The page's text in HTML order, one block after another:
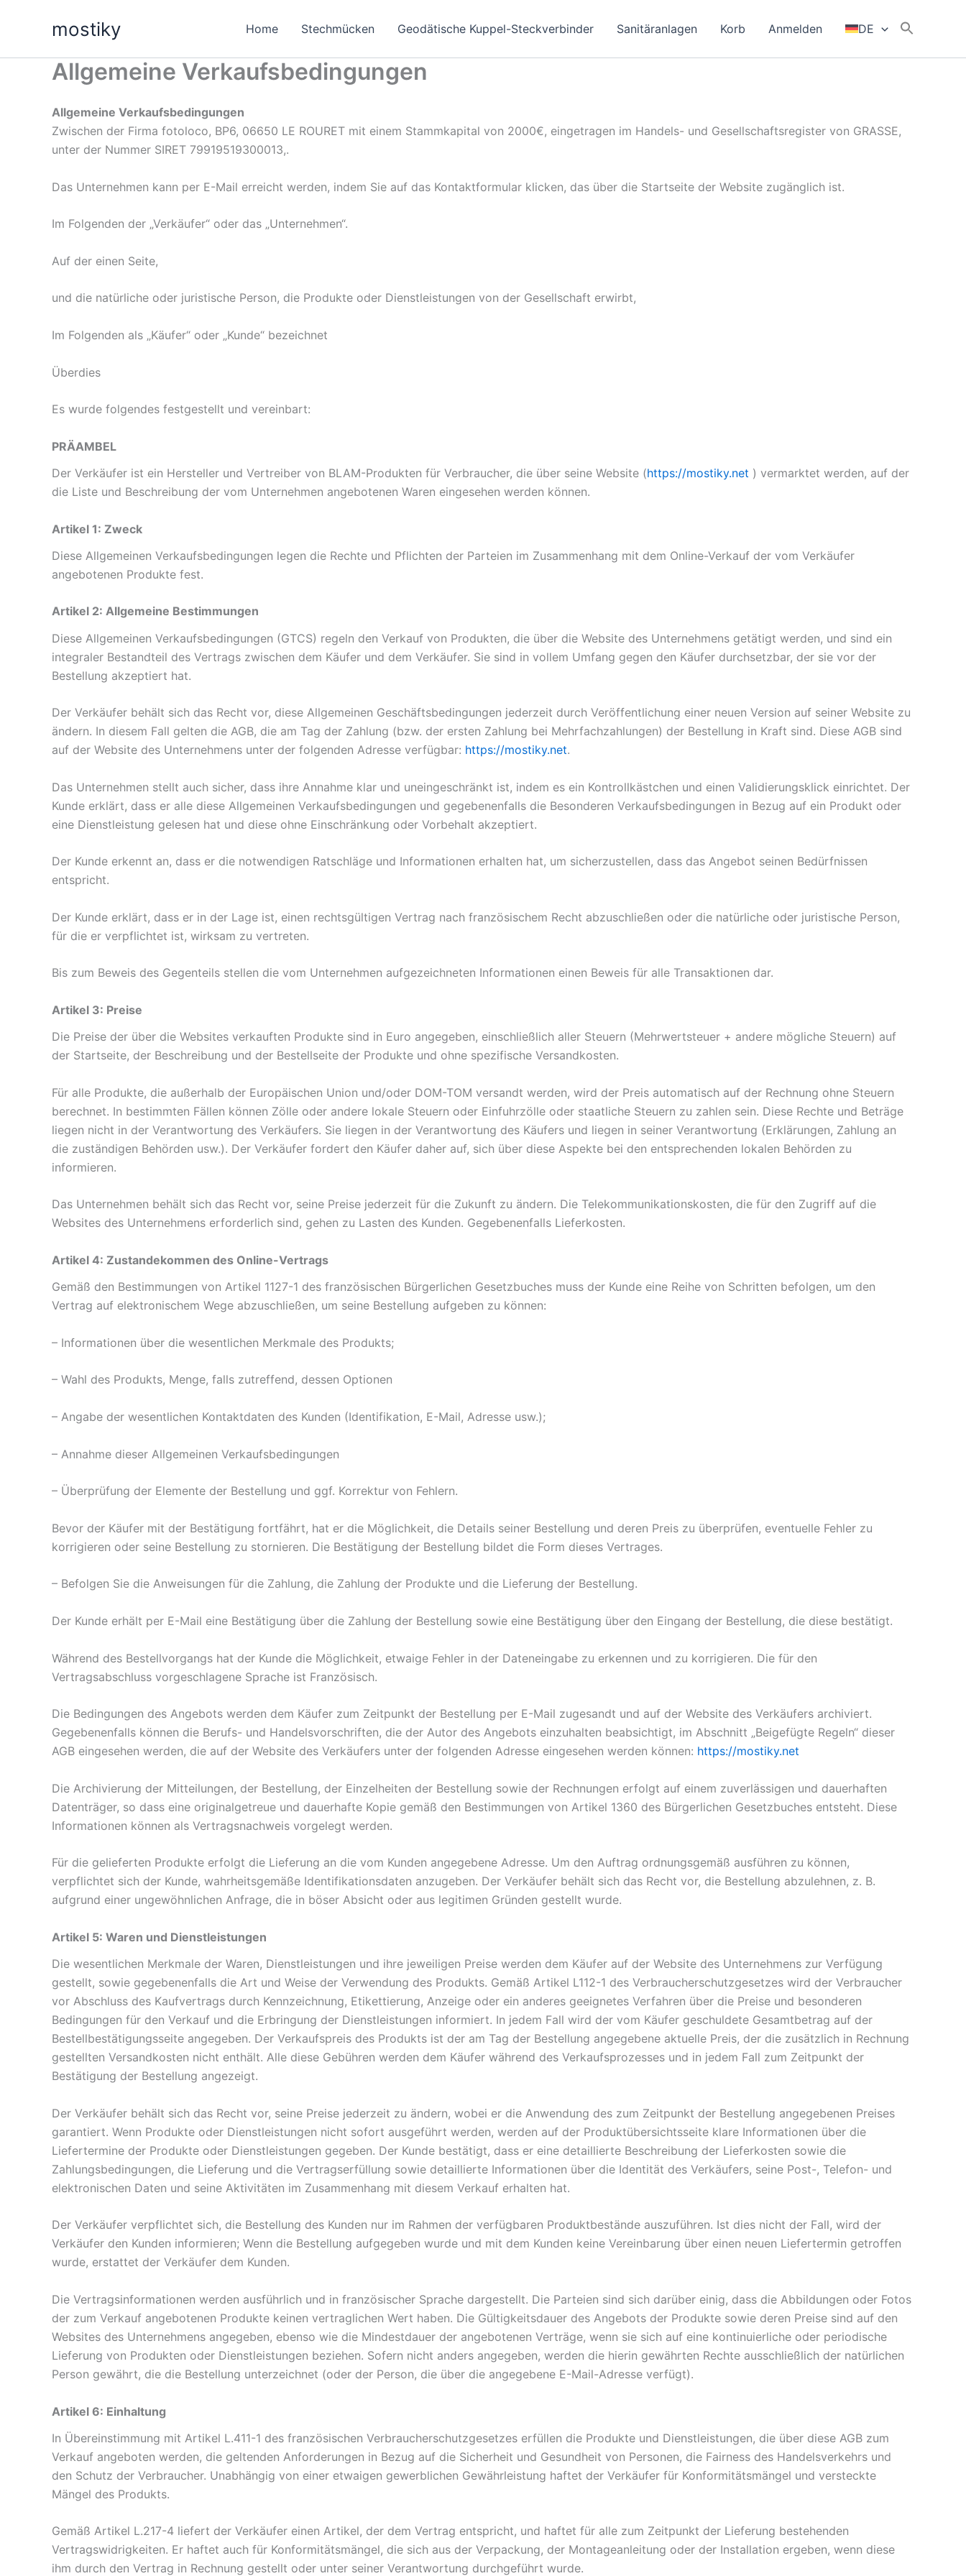
mostiky Home Stechmücken Geodätische Kuppel-Steckverbinder Sanitäranlagen Korb Anmelden DE
Allgemeine Verkaufsbedingungen
Allgemeine Verkaufsbedingungen
Zwischen der Firma fotoloco, BP6, 06650 LE ROURET mit einem Stammkapital von 2000€, eingetragen im Handels- und Gesellschaftsregister von GRASSE,
unter der Nummer SIRET 79919519300013,.
Das Unternehmen kann per E-Mail erreicht werden, indem Sie auf das Kontaktformular klicken, das über die Startseite der Website zugänglich ist.
Im Folgenden der „Verkäufer“ oder das „Unternehmen“.
Auf der einen Seite,
und die natürliche oder juristische Person, die Produkte oder Dienstleistungen von der Gesellschaft erwirbt,
Im Folgenden als „Käufer“ oder „Kunde“ bezeichnet
Überdies
Es wurde folgendes festgestellt und vereinbart:
PRÄAMBEL
Der Verkäufer ist ein Hersteller und Vertreiber von BLAM-Produkten für Verbraucher, die über seine Website (https://mostiky.net ) vermarktet werden, auf der
die Liste und Beschreibung der vom Unternehmen angebotenen Waren eingesehen werden können.
Artikel 1: Zweck
Diese Allgemeinen Verkaufsbedingungen legen die Rechte und Pflichten der Parteien im Zusammenhang mit dem Online-Verkauf der vom Verkäufer
angebotenen Produkte fest.
Artikel 2: Allgemeine Bestimmungen
Diese Allgemeinen Verkaufsbedingungen (GTCS) regeln den Verkauf von Produkten, die über die Website des Unternehmens getätigt werden, und sind ein
integraler Bestandteil des Vertrags zwischen dem Käufer und dem Verkäufer. Sie sind in vollem Umfang gegen den Käufer durchsetzbar, der sie vor der
Bestellung akzeptiert hat.
Der Verkäufer behält sich das Recht vor, diese Allgemeinen Geschäftsbedingungen jederzeit durch Veröffentlichung einer neuen Version auf seiner Website zu
ändern. In diesem Fall gelten die AGB, die am Tag der Zahlung (bzw. der ersten Zahlung bei Mehrfachzahlungen) der Bestellung in Kraft sind. Diese AGB sind
auf der Website des Unternehmens unter der folgenden Adresse verfügbar: https://mostiky.net.
Das Unternehmen stellt auch sicher, dass ihre Annahme klar und uneingeschränkt ist, indem es ein Kontrollkästchen und einen Validierungsklick einrichtet. Der
Kunde erklärt, dass er alle diese Allgemeinen Verkaufsbedingungen und gegebenenfalls die Besonderen Verkaufsbedingungen in Bezug auf ein Produkt oder
eine Dienstleistung gelesen hat und diese ohne Einschränkung oder Vorbehalt akzeptiert.
Der Kunde erkennt an, dass er die notwendigen Ratschläge und Informationen erhalten hat, um sicherzustellen, dass das Angebot seinen Bedürfnissen
entspricht.
Der Kunde erklärt, dass er in der Lage ist, einen rechtsgültigen Vertrag nach französischem Recht abzuschließen oder die natürliche oder juristische Person,
für die er verpflichtet ist, wirksam zu vertreten.
Bis zum Beweis des Gegenteils stellen die vom Unternehmen aufgezeichneten Informationen einen Beweis für alle Transaktionen dar.
Artikel 3: Preise
Die Preise der über die Websites verkauften Produkte sind in Euro angegeben, einschließlich aller Steuern (Mehrwertsteuer + andere mögliche Steuern) auf
der Startseite, der Beschreibung und der Bestellseite der Produkte und ohne spezifische Versandkosten.
Für alle Produkte, die außerhalb der Europäischen Union und/oder DOM-TOM versandt werden, wird der Preis automatisch auf der Rechnung ohne Steuern
berechnet. In bestimmten Fällen können Zölle oder andere lokale Steuern oder Einfuhrzölle oder staatliche Steuern zu zahlen sein. Diese Rechte und Beträge
liegen nicht in der Verantwortung des Verkäufers. Sie liegen in der Verantwortung des Käufers und liegen in seiner Verantwortung (Erklärungen, Zahlung an
die zuständigen Behörden usw.). Der Verkäufer fordert den Käufer daher auf, sich über diese Aspekte bei den entsprechenden lokalen Behörden zu
informieren.
Das Unternehmen behält sich das Recht vor, seine Preise jederzeit für die Zukunft zu ändern. Die Telekommunikationskosten, die für den Zugriff auf die
Websites des Unternehmens erforderlich sind, gehen zu Lasten des Kunden. Gegebenenfalls Lieferkosten.
Artikel 4: Zustandekommen des Online-Vertrags
Gemäß den Bestimmungen von Artikel 1127-1 des französischen Bürgerlichen Gesetzbuches muss der Kunde eine Reihe von Schritten befolgen, um den
Vertrag auf elektronischem Wege abzuschließen, um seine Bestellung aufgeben zu können:
– Informationen über die wesentlichen Merkmale des Produkts;
– Wahl des Produkts, Menge, falls zutreffend, dessen Optionen
– Angabe der wesentlichen Kontaktdaten des Kunden (Identifikation, E-Mail, Adresse usw.);
– Annahme dieser Allgemeinen Verkaufsbedingungen
– Überprüfung der Elemente der Bestellung und ggf. Korrektur von Fehlern.
Bevor der Käufer mit der Bestätigung fortfährt, hat er die Möglichkeit, die Details seiner Bestellung und deren Preis zu überprüfen, eventuelle Fehler zu
korrigieren oder seine Bestellung zu stornieren. Die Bestätigung der Bestellung bildet die Form dieses Vertrages.
– Befolgen Sie die Anweisungen für die Zahlung, die Zahlung der Produkte und die Lieferung der Bestellung.
Der Kunde erhält per E-Mail eine Bestätigung über die Zahlung der Bestellung sowie eine Bestätigung über den Eingang der Bestellung, die diese bestätigt.
Während des Bestellvorgangs hat der Kunde die Möglichkeit, etwaige Fehler in der Dateneingabe zu erkennen und zu korrigieren. Die für den
Vertragsabschluss vorgeschlagene Sprache ist Französisch.
Die Bedingungen des Angebots werden dem Käufer zum Zeitpunkt der Bestellung per E-Mail zugesandt und auf der Website des Verkäufers archiviert.
Gegebenenfalls können die Berufs- und Handelsvorschriften, die der Autor des Angebots einzuhalten beabsichtigt, im Abschnitt „Beigefügte Regeln“ dieser
AGB eingesehen werden, die auf der Website des Verkäufers unter der folgenden Adresse eingesehen werden können: https://mostiky.net
Die Archivierung der Mitteilungen, der Bestellung, der Einzelheiten der Bestellung sowie der Rechnungen erfolgt auf einem zuverlässigen und dauerhaften
Datenträger, so dass eine originalgetreue und dauerhafte Kopie gemäß den Bestimmungen von Artikel 1360 des Bürgerlichen Gesetzbuches entsteht. Diese
Informationen können als Vertragsnachweis vorgelegt werden.
Für die gelieferten Produkte erfolgt die Lieferung an die vom Kunden angegebene Adresse. Um den Auftrag ordnungsgemäß ausführen zu können,
verpflichtet sich der Kunde, wahrheitsgemäße Identifikationsdaten anzugeben. Der Verkäufer behält sich das Recht vor, die Bestellung abzulehnen, z. B.
aufgrund einer ungewöhnlichen Anfrage, die in böser Absicht oder aus legitimen Gründen gestellt wurde.
Artikel 5: Waren und Dienstleistungen
Die wesentlichen Merkmale der Waren, Dienstleistungen und ihre jeweiligen Preise werden dem Käufer auf der Website des Unternehmens zur Verfügung
gestellt, sowie gegebenenfalls die Art und Weise der Verwendung des Produkts. Gemäß Artikel L112-1 des Verbraucherschutzgesetzes wird der Verbraucher
vor Abschluss des Kaufvertrags durch Kennzeichnung, Etikettierung, Anzeige oder ein anderes geeignetes Verfahren über die Preise und besonderen
Bedingungen für den Verkauf und die Erbringung der Dienstleistungen informiert. In jedem Fall wird der vom Käufer geschuldete Gesamtbetrag auf der
Bestellbestätigungsseite angegeben. Der Verkaufspreis des Produkts ist der am Tag der Bestellung angegebene aktuelle Preis, der die zusätzlich in Rechnung
gestellten Versandkosten nicht enthält. Alle diese Gebühren werden dem Käufer während des Verkaufsprozesses und in jedem Fall zum Zeitpunkt der
Bestätigung der Bestellung angezeigt.
Der Verkäufer behält sich das Recht vor, seine Preise jederzeit zu ändern, wobei er die Anwendung des zum Zeitpunkt der Bestellung angegebenen Preises
garantiert. Wenn Produkte oder Dienstleistungen nicht sofort ausgeführt werden, werden auf der Produktübersichtsseite klare Informationen über die
Liefertermine der Produkte oder Dienstleistungen gegeben. Der Kunde bestätigt, dass er eine detaillierte Beschreibung der Lieferkosten sowie die
Zahlungsbedingungen, die Lieferung und die Vertragserfüllung sowie detaillierte Informationen über die Identität des Verkäufers, seine Post-, Telefon- und
elektronischen Daten und seine Aktivitäten im Zusammenhang mit diesem Verkauf erhalten hat.
Der Verkäufer verpflichtet sich, die Bestellung des Kunden nur im Rahmen der verfügbaren Produktbestände auszuführen. Ist dies nicht der Fall, wird der
Verkäufer den Kunden informieren; Wenn die Bestellung aufgegeben wurde und mit dem Kunden keine Vereinbarung über einen neuen Liefertermin getroffen
wurde, erstattet der Verkäufer dem Kunden.
Die Vertragsinformationen werden ausführlich und in französischer Sprache dargestellt. Die Parteien sind sich darüber einig, dass die Abbildungen oder Fotos
der zum Verkauf angebotenen Produkte keinen vertraglichen Wert haben. Die Gültigkeitsdauer des Angebots der Produkte sowie deren Preise sind auf den
Websites des Unternehmens angegeben, ebenso wie die Mindestdauer der angebotenen Verträge, wenn sie sich auf eine kontinuierliche oder periodische
Lieferung von Produkten oder Dienstleistungen beziehen. Sofern nicht anders angegeben, werden die hierin gewährten Rechte ausschließlich der natürlichen
Person gewährt, die die Bestellung unterzeichnet (oder der Person, die über die angegebene E-Mail-Adresse verfügt).
Artikel 6: Einhaltung
In Übereinstimmung mit Artikel L.411-1 des französischen Verbraucherschutzgesetzes erfüllen die Produkte und Dienstleistungen, die über diese AGB zum
Verkauf angeboten werden, die geltenden Anforderungen in Bezug auf die Sicherheit und Gesundheit von Personen, die Fairness des Handelsverkehrs und
den Schutz der Verbraucher. Unabhängig von einer etwaigen gewerblichen Gewährleistung haftet der Verkäufer für Konformitätsmängel und versteckte
Mängel des Produkts.
Gemäß Artikel L.217-4 liefert der Verkäufer einen Artikel, der dem Vertrag entspricht, und haftet für alle zum Zeitpunkt der Lieferung bestehenden
Vertragswidrigkeiten. Er haftet auch für Konformitätsmängel, die sich aus der Verpackung, der Montageanleitung oder der Installation ergeben, wenn diese
ihm durch den Vertrag in Rechnung gestellt oder unter seiner Verantwortung durchgeführt wurde.